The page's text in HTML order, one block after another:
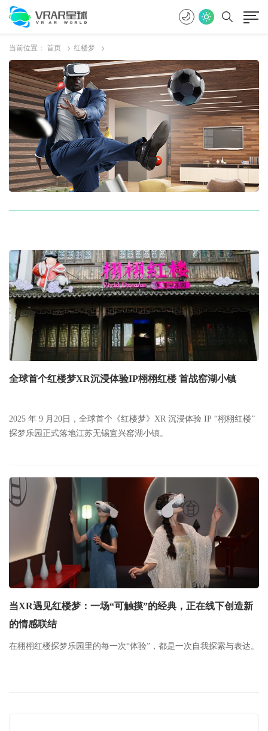
当前位置： 首页 红楼梦
全球首个红楼梦XR沉浸体验IP栩栩红楼 首战窑湖小镇
2025 年 9 月20日，全球首个《红楼梦》XR 沉浸体验 IP “栩栩红楼”
探梦乐园正式落地江苏无锡宜兴窑湖小镇。
当XR遇见红楼梦：一场“可触摸”的经典，正在线下创造新
的情感联结
在栩栩红楼探梦乐园里的每一次“体验”，都是一次自我探索与表达。